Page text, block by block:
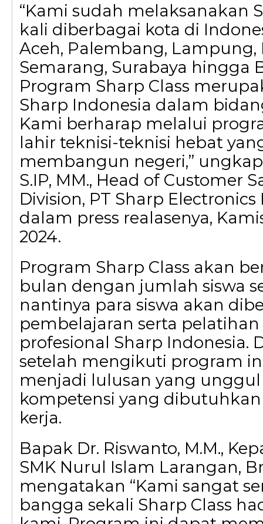
“Kami sudah melaksanakan
kali diberbagai kota di
Aceh, Palembang, Lampung,
Semarang, Surabaya hingga
Program Sharp Class
Sharp Indonesia dalam
Kami berharap melalui
lahir teknisi-teknisi hebat
membangun negeri,” ungkap
S.IP, MM., Head of Customer
Division, PT Sharp Electronics
dalam press realasenya,
2024.
Program Sharp Class akan
bulan dengan jumlah siswa
nantinya para siswa akan
pembelajaran serta
profesional Sharp Indonesia.
setelah mengikuti program
menjadi lulusan yang
kompetensi yang
kerja.
Bapak Dr. Riswanto, M.M.,
SMK Nurul Islam Larangan,
mengatakan “Kami sangat
bangga sekali Sharp Class